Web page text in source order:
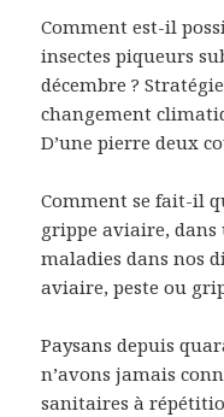
Comment est-il
insectes piqueurs
décembre ?
changement
D’une pierre deux
Comment se fait-il
grippe aviaire, dans
maladies dans nos
aviaire, peste ou
Paysans depuis
n’avons jamais
sanitaires à